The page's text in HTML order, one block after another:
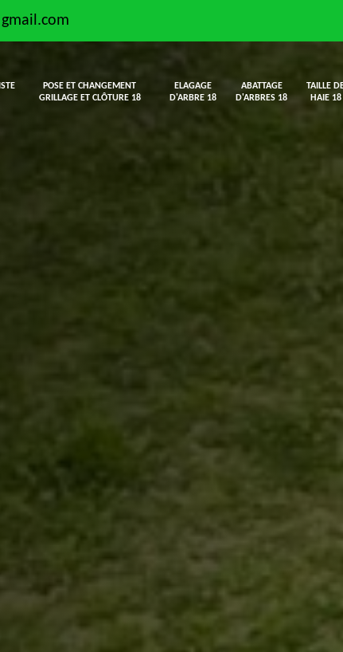
POSE ET CHANGEMENT
GRILLAGE ET CLÔTURE 18
ELAGAGE
D'ARBRE 18
ABATTAGE
D'ARBRES 18
TAILLE
HAIE 18